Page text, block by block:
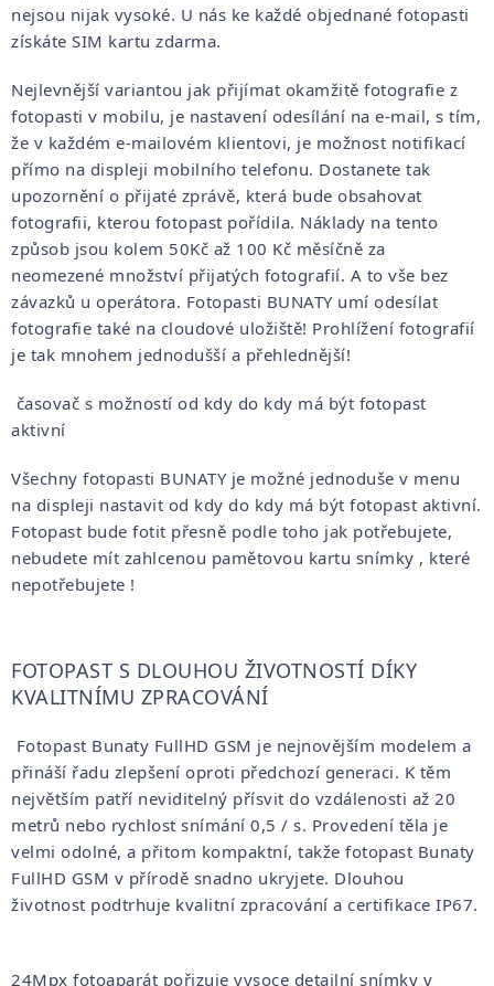
nejsou nijak vysoké. U nás ke každé objednané fotopasti
získáte SIM kartu zdarma.
Nejlevnější variantou jak přijímat okamžitě fotografie z
fotopasti v mobilu, je nastavení odesílání na e-mail, s tím,
že v každém e-mailovém klientovi, je možnost notifikací
přímo na displeji mobilního telefonu. Dostanete tak
upozornění o přijaté zprávě, která bude obsahovat
fotografii, kterou fotopast pořídila. Náklady na tento
způsob jsou kolem 50Kč až 100 Kč měsíčně za
neomezené množství přijatých fotografií. A to vše bez
závazků u operátora. Fotopasti BUNATY umí odesílat
fotografie také na cloudové uložiště! Prohlížení fotografií
je tak mnohem jednodušší a přehlednější!
časovač s možností od kdy do kdy má být fotopast
aktivní
Všechny fotopasti BUNATY je možné jednoduše v menu
na displeji nastavit od kdy do kdy má být fotopast aktivní.
Fotopast bude fotit přesně podle toho jak potřebujete,
nebudete mít zahlcenou pamětovou kartu snímky , které
nepotřebujete !
FOTOPAST S DLOUHOU ŽIVOTNOSTÍ DÍKY
KVALITNÍMU ZPRACOVÁNÍ
Fotopast Bunaty FullHD GSM je nejnovějším modelem a
přináší řadu zlepšení oproti předchozí generaci. K těm
největším patří neviditelný přísvit do vzdálenosti až 20
metrů nebo rychlost snímání 0,5 / s. Provedení těla je
velmi odolné, a přitom kompaktní, takže fotopast Bunaty
FullHD GSM v přírodě snadno ukryjete. Dlouhou
životnost podtrhuje kvalitní zpracování a certifikace IP67.
24Mpx fotoaparát pořizuje vysoce detailní snímky v